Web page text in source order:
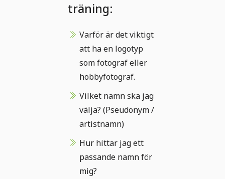
träning:
Varför är det viktigt
att ha en logotyp
som fotograf eller
hobbyfotograf.
Vilket namn ska jag
välja? (Pseudonym /
artistnamn)
Hur hittar jag ett
passande namn för
mig?